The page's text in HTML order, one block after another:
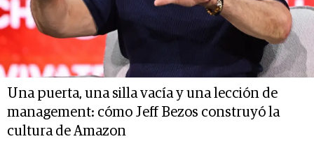
Una puerta, una silla vacía y una lección de
management: cómo Jeff Bezos construyó la
cultura de Amazon